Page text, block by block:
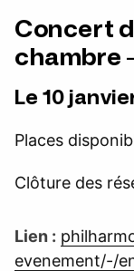
Concert
chambre
Le 10
Places
Clôture des
Lien :
evenement/-/